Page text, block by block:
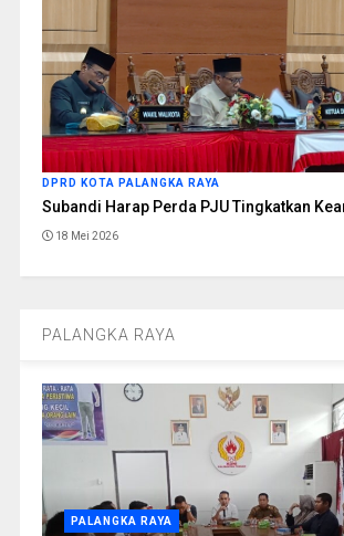
DPRD KOTA PALANGKA RAYA
Subandi Harap Perda PJU Tingkatkan
18 Mei 2026
PALANGKA RAYA
PALANGKA RAYA